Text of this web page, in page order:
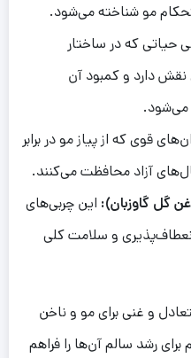
مو شناخته می‌شود.
حیاتی که در ساختار
دارد و کمبود آن
می‌شود.
قوی که از پیاز مو در برابر
آزاد محافظت می‌کنند.
گل گاوزبان): این چربی‌های
و سلامت کلی
و غنی برای مو و ناخن
رشد سالم آن‌ها را فراهم